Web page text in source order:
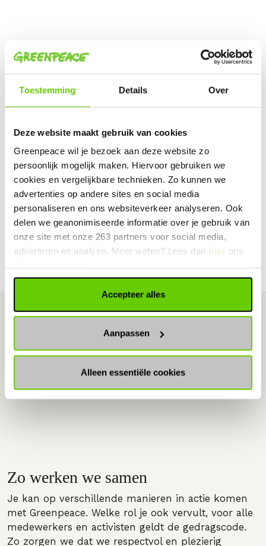
Toestemming Details Over
Deze website maakt gebruik van cookies
Greenpeace wil je bezoek aan deze website zo
persoonlijk mogelijk maken. Hiervoor gebruiken we
cookies en vergelijkbare technieken. Zo kunnen we
advertenties op andere sites en social media
personaliseren en ons websiteverkeer analyseren. Ook
delen we geanonimiseerde informatie over je gebruik van
onze site met onze 263 partners voor social media,
adverteren en analyse. Meer weten? Lees dan hier ons
Accepteer alles
Aanpassen
Alleen essentiële cookies
E-activist
Heb je minder tijd, kom als e-activist online in actie.
Online acties helpen om de druk op grote
activisten eerder met succes bestuurders van
pensioenfonds ABP, met aanmoedigingen om
fossiele investeringen stoppen. Na een korte intake
en training kun je al bij ons aan de slag als e-
activist.
Plan een intake
Zo werken we samen
Je kan op verschillende manieren in actie komen
met Greenpeace. Welke rol je ook vervult, voor alle
medewerkers en activisten geldt de gedragscode.
Zo zorgen we dat we respectvol en plezierig